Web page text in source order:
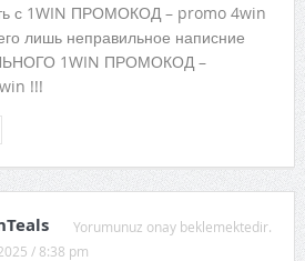
с 1WIN ПРОМОКОД – promo 4win
лишь неправильное написние
1WIN ПРОМОКОД –
!!!
Yorumunuz onay beklemektedir.
/ 8:38 pm